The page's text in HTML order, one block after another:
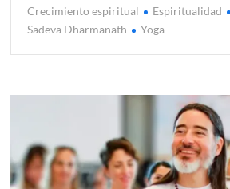
Crecimiento espiritual Espiritualidad
Sadeva Dharmanath
Yoga